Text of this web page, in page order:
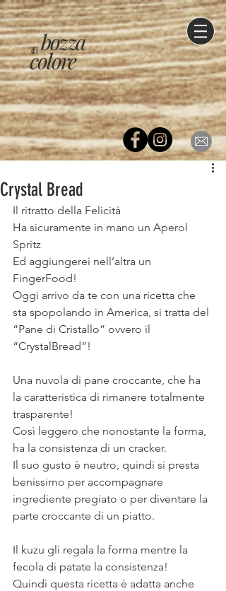
di
colore
bozza
Crystal Bread
Il ritratto della Felicità
Ha sicuramente in mano un Aperol
Spritz
Ed aggiungerei nell’altra un
FingerFood!
Oggi arrivo da te con una ricetta che
sta spopolando in America, si tratta del
“Pane di Cristallo” ovvero il
“CrystalBread”!
Una nuvola di pane croccante, che ha
la caratteristica di rimanere totalmente
trasparente!
Così leggero che nonostante la forma,
ha la consistenza di un cracker.
Il suo gusto è neutro, quindi si presta
benissimo per accompagnare
ingrediente pregiato o per diventare la
parte croccante di un piatto.
Il kuzu gli regala la forma mentre la
fecola di patate la consistenza!
Quindi questa ricetta è adatta anche